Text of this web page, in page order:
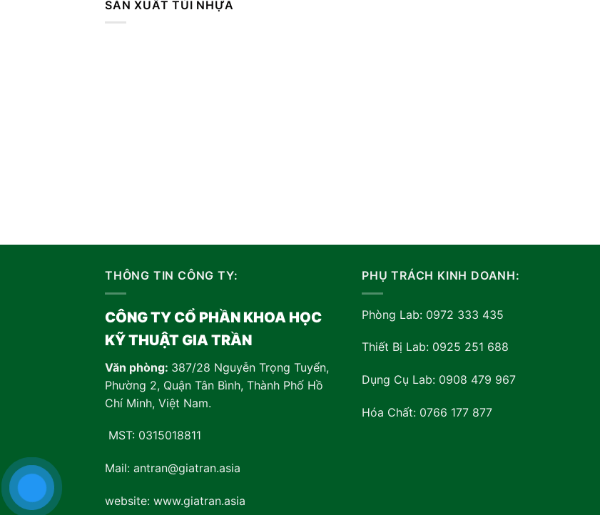
SẢN XUẤT TÚI NHỰA
THÔNG TIN CÔNG TY:
CÔNG TY CỔ PHẦN KHOA HỌC
KỸ THUẬT GIA TRẦN
Văn phòng: 387/28 Nguyễn Trọng Tuyển,
Phường 2, Quận Tân Bình, Thành Phố Hồ
Chí Minh, Việt Nam.
MST: 0315018811
Mail: antran@giatran.asia
website: www.giatran.asia
PHỤ TRÁCH KINH DOANH:
Phòng Lab: 0972 333 435
Thiết Bị Lab: 0925 251 688
Dụng Cụ Lab: 0908 479 967
Hóa Chất: 0766 177 877